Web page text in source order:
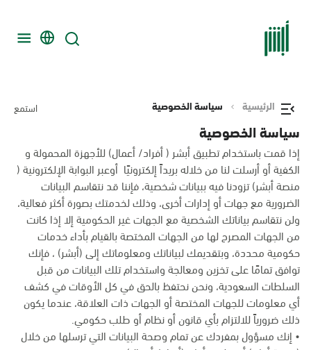
الرئيسية سياسة الخصوصية استمع
سياسة الخصوصية
إذا قمت باستخدام تطبيق أبشر ( أفراد/ أعمال) للأجهزة المحمولة و
الكفية أو أرسلت لنا من خلاله بريداً إلكترونيًا أوعبر البوابة الإلكترونية (
منصة أبشر) تزودنا فيه ببيانات شخصية، فإننا قد نتقاسم البيانات
الضرورية مع جهات أو إدارات أخرى، وذلك لخدمتك بصورة أكثر فعالية،
ولن نتقاسم بياناتك الشخصية مع الجهات غير الحكومية إلا إذا كانت
من الجهات المصرح لها من الجهات المختصة بالقيام بأداء خدمات
حكومية محددة، وبتقديمك لبياناتك ومعلوماتك إلى (أبشر) ، فإنك
توافق تمامًا على تخزين ومعالجة واستخدام تلك البيانات من قبل
السلطات السعودية، ونحن نحتفظ بالحق في كل الأوقات في كشف
أي معلومات للجهات المختصة أو الجهات ذات العلاقة، عندما يكون
ذلك ضرورياً للالتزام بأي قانون أو نظام أو طلب حكومي.
• إنك مسؤول بمفردك عن تمام وصحة البيانات التي ترسلها من خلال